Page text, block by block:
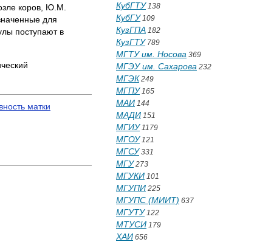
коров, Ю.М.
для
поступают в
матки
КубГТУ138
КубГУ109
КузГПА 182
КузГТУ789
МГТУ им. Носова 369
МГЭУ им. Сахарова 232
МГЭК 249
МГПУ165
МАИ 144
МАДИ 151
МГИУ1179
МГОУ121
МГСУ331
МГУ273
МГУКИ 101
МГУПИ 225
МГУПС (МИИТ) 637
МГУТУ122
МТУСИ 179
ХАИ 656